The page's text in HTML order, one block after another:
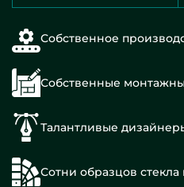
Собственное
Собственные
Талантливые
Сотни образцов стекла